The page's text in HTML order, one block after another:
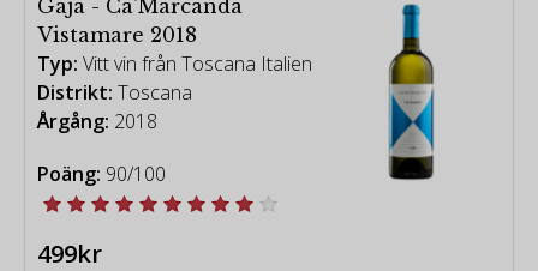
Gaja - Ca'Marcanda
Vistamare 2018
Typ: Vitt vin från Toscana Italien
Distrikt: Toscana
Årgång: 2018
Poäng: 90/100
499kr